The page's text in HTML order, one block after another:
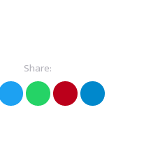
Share: